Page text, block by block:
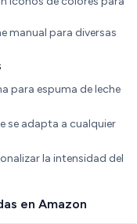
manual para diversas
para espuma de leche
se adapta a cualquier
la intensidad del
en Amazon